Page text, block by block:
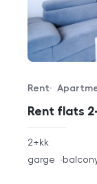
Rent flats
Offer type
Rent
Property type
Virtuální
rozměry
2+kk
funkce
garge